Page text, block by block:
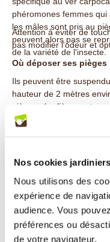
Nos cookies jardiniers
Nous utilisons des
expérience de
audience. Vous
préférences ou
de votre navigateur.
phéromones femmes qui
les mâles sont pris au
peuvent alors pas se
de la variété de l'insecte.
Attention à éviter de
pas modifier l'odeur et
Où déposer ses pièges
Ils peuvent être
hauteur de 2 mètres
pièges régulièrement
fonctionnement. Un
Cette solution est
ne met pas en danger
l'infestation des vers
Les "+" Jardin et
+ Solution écologique et
+ Action préventive